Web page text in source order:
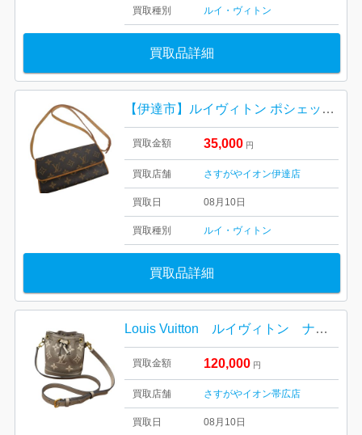
買取種別 ルイ・ヴィトン
買取品詳細
【伊達市】ルイヴィトン ポシェットツインを買取しました！
買取金額 35,000 円
買取店舗 さすがやイオン伊達店
買取日 08月10日
買取種別 ルイ・ヴィトン
買取品詳細
Louis Vuitton ルイヴィトン ナノノエ モノグラムアンプラント
買取金額 120,000 円
買取店舗 さすがやイオン帯広店
買取日 08月10日